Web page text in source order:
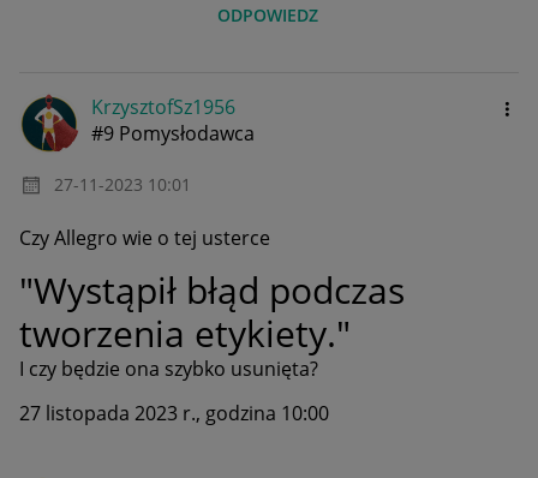
ODPOWIEDZ
KrzysztofSz1956
#9 Pomysłodawca
‎27-11-2023 10:01
Czy Allegro wie o tej usterce
"Wystąpił błąd podczas
tworzenia etykiety."
I czy będzie ona szybko usunięta?
27 listopada 2023 r., godzina 10:00